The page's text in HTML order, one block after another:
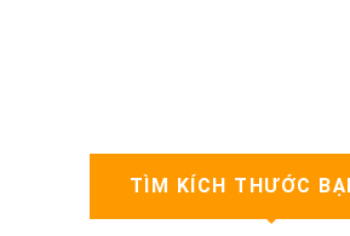
TÌM KÍCH THƯỚC